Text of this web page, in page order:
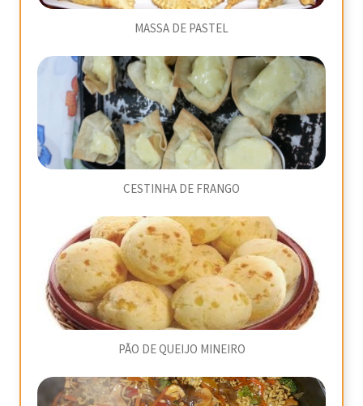
MASSA DE PASTEL
CESTINHA DE FRANGO
PÃO DE QUEIJO MINEIRO